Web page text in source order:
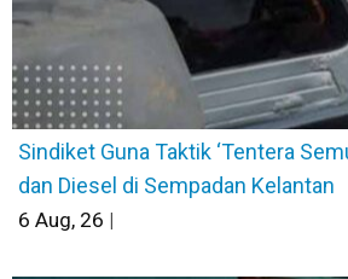
Sindiket Guna Taktik ‘Tentera
dan Diesel di Sempadan Kelantan
6 Aug, 26 |